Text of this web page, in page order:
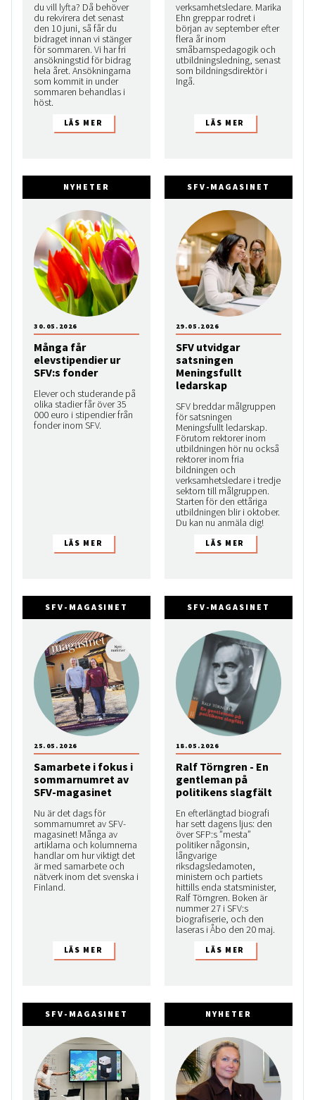
du vill lyfta? Då behöver
du rekvirera det senast
den 10 juni, så får du
bidraget innan vi stänger
för sommaren. Vi har fri
ansökningstid för bidrag
hela året. Ansökningarna
som kommit in under
sommaren behandlas i
höst.
verksamhetsledare. Marika
Ehn greppar rodret i
början av september efter
flera år inom
småbarnspedagogik och
utbildningsledning, senast
som bildningsdirektör i
Ingå.
NYHETER
Många får
elevstipendier ur
SFV:s fonder
Elever och studerande på
olika stadier får över 35
000 euro i stipendier från
fonder inom SFV.
30.05.2026
SFV-MAGASINET
SFV utvidgar
satsningen
Meningsfullt
ledarskap
SFV breddar målgruppen
för satsningen
Meningsfullt ledarskap.
Förutom rektorer inom
utbildningen hör nu också
rektorer inom fria
bildningen och
verksamhetsledare i tredje
sektorn till målgruppen.
Starten för den ettåriga
utbildningen blir i oktober.
Du kan nu anmäla dig!
29.05.2026
SFV-MAGASINET
Samarbete i fokus i
sommarnumret av
SFV-magasinet
Nu är det dags för
sommarnumret av SFV-
magasinet! Många av
artiklarna och kolumnerna
handlar om hur viktigt det
är med samarbete och
nätverk inom det svenska i
Finland.
25.05.2026
SFV-MAGASINET
Ralf Törngren - En
gentleman på
politikens slagfält
En efterlängtad biografi
har sett dagens ljus: den
över SFP:s ”mesta”
politiker någonsin,
långvarige
riksdagsledamoten,
ministern och partiets
hittills enda statsminister,
Ralf Törngren. Boken är
nummer 27 i SFV:s
biografiserie, och den
laseras i Åbo den 20 maj.
18.05.2026
SFV-MAGASINET NYHETER